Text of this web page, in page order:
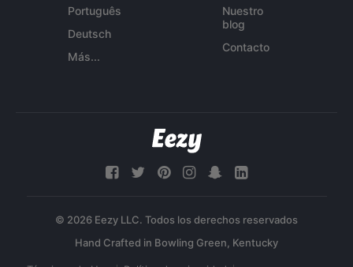
Português
Deutsch
Más...
Nuestro
blog
Contacto
© 2026 Eezy LLC. Todos los derechos reservados